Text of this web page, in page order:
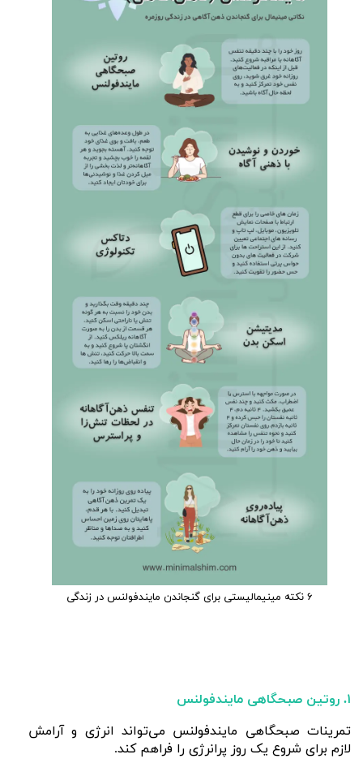
۶ نکته مینیمالیستی برای گنجاندن مایندفولنس در زندگی
۱. روتین صبحگاهی مایندفولنس
تمرینات صبحگاهی مایندفولنس می‌تواند انرژی و آرامش
لازم برای شروع یک روز پرانرژی را فراهم کند.